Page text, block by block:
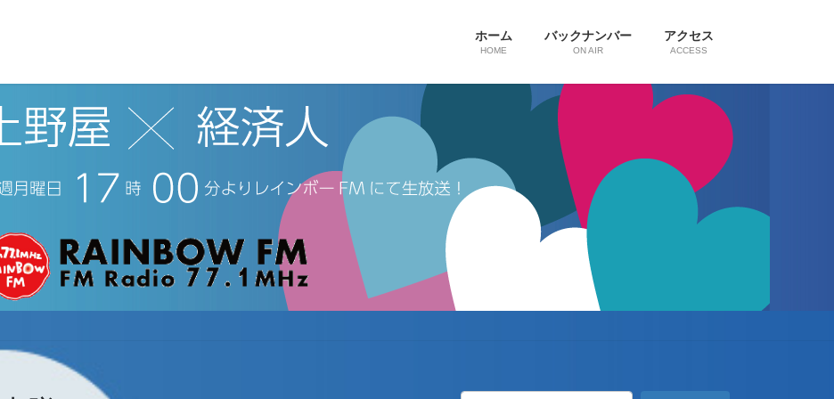
ホーム
HOME
バックナンバー
ON AIR
アクセス
ACCESS